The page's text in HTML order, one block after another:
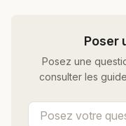
Poser
Posez une
consulter les